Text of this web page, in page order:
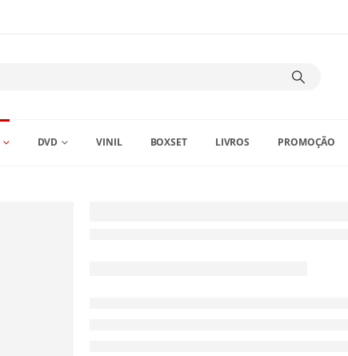
DVD VINIL BOXSET LIVROS PROMOÇÃO